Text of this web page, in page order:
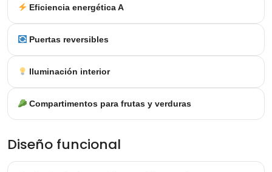
Eficiencia energética A
Puertas reversibles
Iluminación interior
Compartimentos para frutas y verduras
Diseño funcional